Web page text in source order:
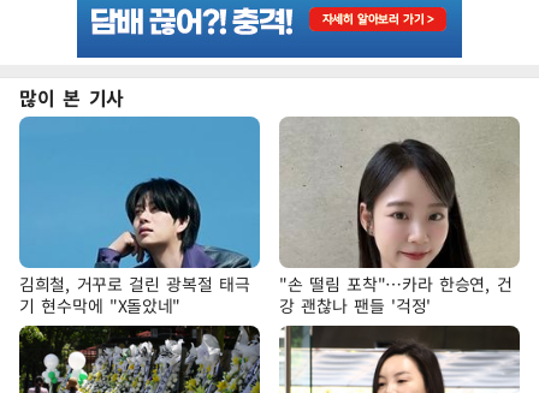
많이 본 기사
김희철, 거꾸로 걸린 광복절 태극
기 현수막에 "X돌았네"
"손 떨림 포착"…카라 한승연, 건
강 괜찮나 팬들 '걱정'